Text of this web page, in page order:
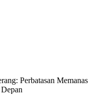
Perbatasan Memanas